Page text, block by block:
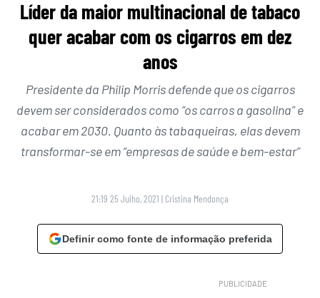
Líder da maior multinacional de tabaco
quer acabar com os cigarros em dez
anos
Presidente da Philip Morris defende que os cigarros
devem ser considerados como “os carros a gasolina” e
acabar em 2030. Quanto às tabaqueiras, elas devem
transformar-se em “empresas de saúde e bem-estar”
21:19 25 Julho, 2021 | Cristina Mendonça
Definir como fonte de informação preferida